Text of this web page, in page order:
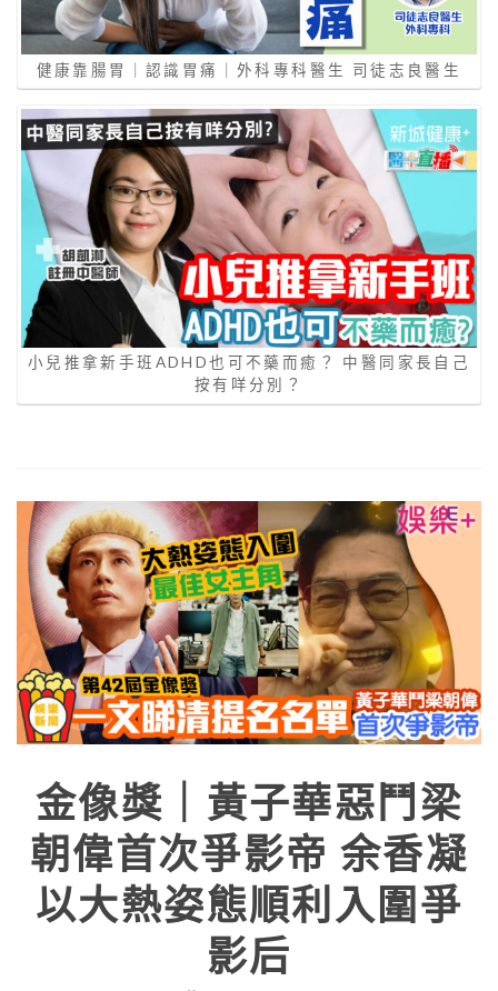
健康靠腸胃｜認識胃痛｜外科專科醫生 司徒志良醫生
小兒推拿新手班ADHD也可不藥而癒？ 中醫同家長自己
按有咩分別？
金像獎｜黃子華惡鬥梁
朝偉首次爭影帝 余香凝
以大熱姿態順利入圍爭
影后